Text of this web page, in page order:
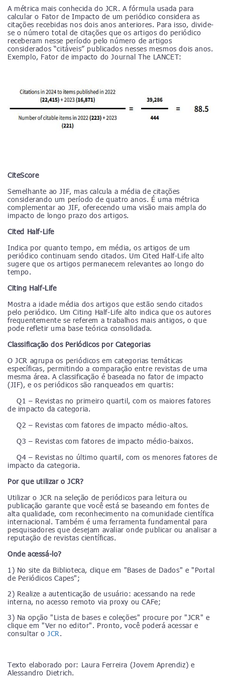
A métrica mais conhecida do JCR. A fórmula usada para
calcular o Fator de Impacto de um periódico considera as
citações recebidas nos dois anos anteriores. Para isso, divide-
se o número total de citações que os artigos do periódico
receberam nesse período pelo número de artigos
considerados “citáveis” publicados nesses mesmos dois anos.
Exemplo, Fator de impacto do Journal The LANCET:
CiteScore
Semelhante ao JIF, mas calcula a média de citações
considerando um período de quatro anos. É uma métrica
complementar ao JIF, oferecendo uma visão mais ampla do
impacto de longo prazo dos artigos.
Cited Half-Life
Indica por quanto tempo, em média, os artigos de um
periódico continuam sendo citados. Um Cited Half-Life alto
sugere que os artigos permanecem relevantes ao longo do
tempo.
Citing Half-Life
Mostra a idade média dos artigos que estão sendo citados
pelo periódico. Um Citing Half-Life alto indica que os autores
frequentemente se referem a trabalhos mais antigos, o que
pode refletir uma base teórica consolidada.
Classificação dos Periódicos por Categorias
O JCR agrupa os periódicos em categorias temáticas
específicas, permitindo a comparação entre revistas de uma
mesma área. A classificação é baseada no fator de impacto
(JIF), e os periódicos são ranqueados em quartis:
Q1 – Revistas no primeiro quartil, com os maiores fatores
de impacto da categoria.
Q2 – Revistas com fatores de impacto médio-altos.
Q3 – Revistas com fatores de impacto médio-baixos.
Q4 – Revistas no último quartil, com os menores fatores de
impacto da categoria.
Por que utilizar o JCR?
Utilizar o JCR na seleção de periódicos para leitura ou
publicação garante que você está se baseando em fontes de
alta qualidade, com reconhecimento na comunidade científica
internacional. Também é uma ferramenta fundamental para
pesquisadores que desejam avaliar onde publicar ou analisar a
reputação de revistas científicas.
Onde acessá-lo?
1) No site da Biblioteca, clique em "Bases de Dados" e "Portal
de Periódicos Capes";
2) Realize a autenticação de usuário: acessando na rede
interna, no acesso remoto via proxy ou CAFe;
3) Na opção "Lista de bases e coleções" procure por "JCR" e
clique em "Ver no editor". Pronto, você poderá acessar e
consultar oJCR.
Texto elaborado por: Laura Ferreira (Jovem Aprendiz) e
Alessandro Dietrich.